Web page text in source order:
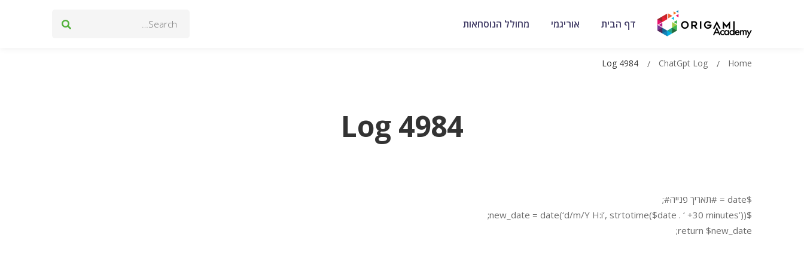
דף הבית אוריגמי מחולל הנוסחאות
Log 4984
Home
ChatGpt Log
Log 4984
$date = #תאריך פנייה#;
$new_date = date(‘d/m/Y H:i’, strtotime($date . ‘ +30 minutes’));
return $new_date;